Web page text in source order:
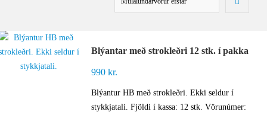
Blýantar með strokleðri 12 stk. í pakka
990kr.
Blýantur HB með strokleðri. Ekki seldur í
stykkjatali. Fjöldi í kassa: 12 stk. Vörunúmer: